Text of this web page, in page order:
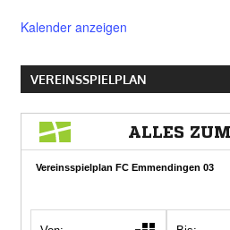
Kalender anzeigen
VEREINSSPIELPLAN